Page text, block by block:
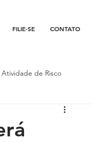
FILIE-SE CONTATO
Atividade de Risco